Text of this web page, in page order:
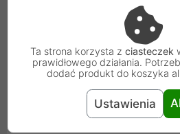
(Tilt)
Tak
Zasięg ramienia 408
Czarny
Ta strona korzysta z ciasteczek
prawidłowego działania.
dodać produkt do koszyka
Ustawienia